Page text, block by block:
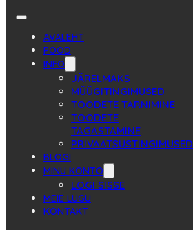
AVALEHT
POOD
INFO
JÄRELMAKS
MÜÜGITINGIMUSED
TOODETE TARNIMINE
TOODETE
TAGASTAMINE
PRIVAATSUSTINGIMUSED
BLOGI
MINU KONTO
LOGI SISSE
MEIE LUGU
KONTAKT